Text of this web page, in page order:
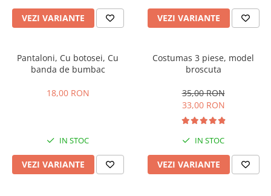
VEZI VARIANTE VEZI VARIANTE
Pantaloni, Cu botosei, Cu
banda de bumbac
18,00 RON
IN STOC
VEZI VARIANTE
Costumas 3 piese, model
broscuta
35,00 RON
33,00 RON
IN STOC
VEZI VARIANTE